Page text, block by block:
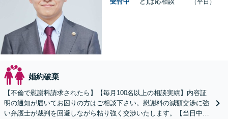
（平日）
婚約破棄
【不倫で慰謝料請求されたら】【毎月100名以上の相談実績】内容証
明の通知が届いてお困りの方はご相談下さい。慰謝料の減額交渉に強
い弁護士が裁判を回避しながら粘り強く交渉いたします。【当日中の